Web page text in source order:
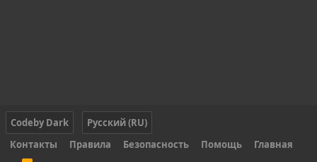
Codeby Dark
Русский (RU)
Контакты
Правила Безопасность Помощь Главная